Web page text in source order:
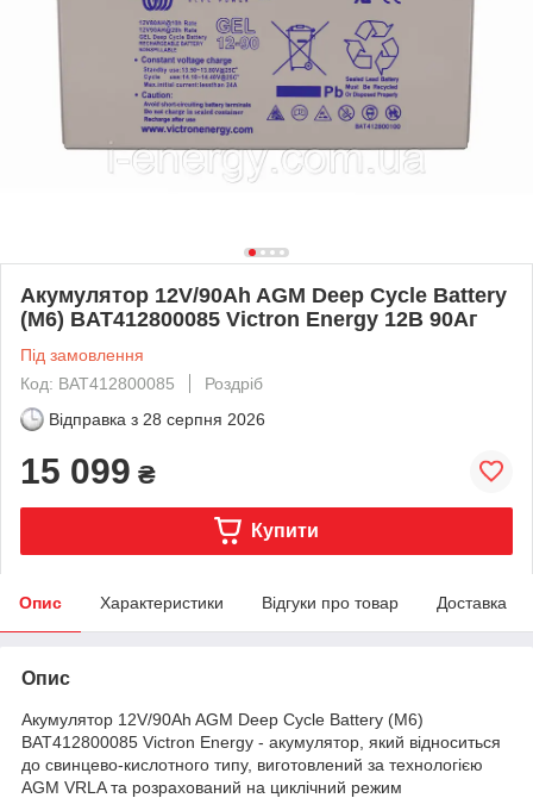
Акумулятор 12V/90Ah AGM Deep Cycle Battery
(M6) BAT412800085 Victron Energy 12В 90Аг
Під замовлення
Код: BAT412800085
Роздріб
Відправка з 28 серпня 2026
15 099 ₴
Купити
Опис Характеристики Відгуки про товар Доставка
Опис
Акумулятор 12V/90Ah AGM Deep Cycle Battery (M6)
BAT412800085 Victron Energy - акумулятор, який відноситься
до свинцево-кислотного типу, виготовлений за технологією
AGM VRLA та розрахований на циклічний режим